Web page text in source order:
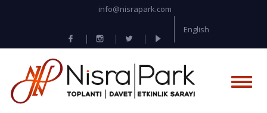
info@nisrapark.com
English